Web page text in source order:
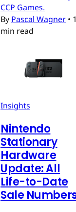
CCP Games.
By Pascal Wagner • 1
min read
Insights
Nintendo
Stationary
Hardware
Update: All
Life-to-Date
Sale